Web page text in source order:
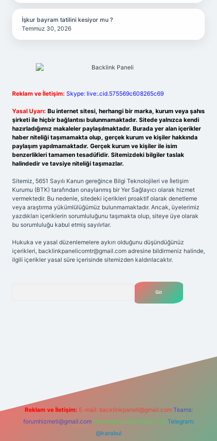
İşkur bayram tatilini kesiyor mu ?
Temmuz 30, 2026
Reklam ve İletişim: Skype: live:.cid.575569c608265c69
Yasal Uyarı: Bu internet sitesi, herhangi bir marka, kurum veya şahıs
şirketi ile hiçbir bağlantısı bulunmamaktadır. Sitede yalnızca kendi
hazırladığımız makaleler paylaşılmaktadır. Burada yer alan içerikler
haber niteliği taşımamakta olup, gerçek kurum ve kişiler hakkında
paylaşım yapılmamaktadır. Gerçek kurum ve kişiler ile isim
benzerlikleri tamamen tesadüfidir. Sitemizdeki bilgiler taslak
halindedir ve tavsiye niteliği taşımazlar.
Sitemiz, 5651 Sayılı Kanun gereğince Bilgi Teknolojileri ve İletişim
Kurumu (BTK) tarafından onaylanmış bir Yer Sağlayıcı olarak hizmet
vermektedir. Bu nedenle, sitedeki içerikleri proaktif olarak denetleme
veya araştırma yükümlülüğümüz bulunmamaktadır. Ancak, üyelerimiz
yazdıkları içeriklerin sorumluluğunu taşımakta olup, siteye üye olarak
bu sorumluluğu kabul etmiş sayılırlar.
Hukuka ve yasal düzenlemelere aykırı olduğunu düşündüğünüz
içerikleri, backlinkpanelicomtr@gmail.com adresine bildirmeniz halinde,
ilgili içerikler yasal süre içerisinde sitemizden kaldırılacaktır.
Reklam ve İletişim: E-mail: backlinkpaneli@gmail.com Teams:
forumhizmeti@gmail.com Whatsapp: 0262 606 0 726 Telegram:
@karabul